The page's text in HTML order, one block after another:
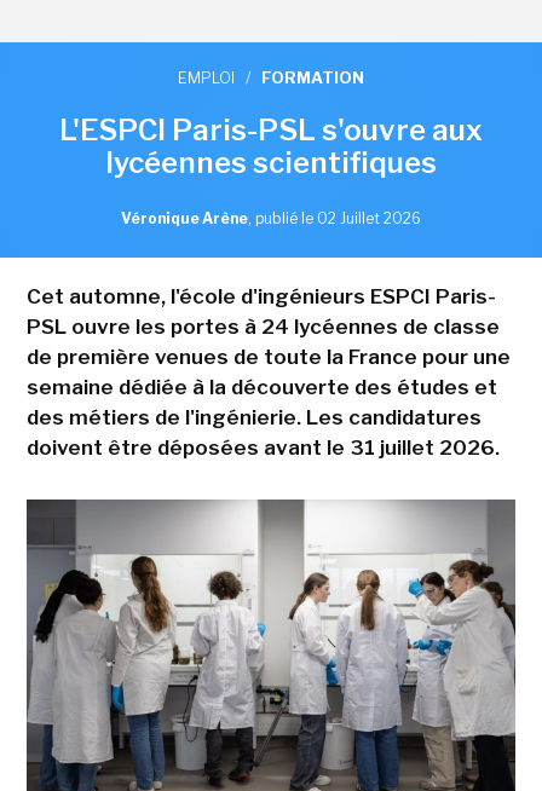
EMPLOI / FORMATION
L'ESPCI Paris-PSL s'ouvre aux
lycéennes scientifiques
Véronique Arène, publié le 02 Juillet 2026
Cet automne, l'école d'ingénieurs ESPCI Paris-
PSL ouvre les portes à 24 lycéennes de classe
de première venues de toute la France pour une
semaine dédiée à la découverte des études et
des métiers de l'ingénierie. Les candidatures
doivent être déposées avant le 31 juillet 2026.